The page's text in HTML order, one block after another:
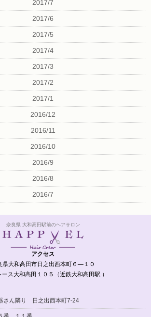
2017/7
2017/6
2017/5
2017/4
2017/3
2017/2
2017/1
2016/12
2016/11
2016/10
2016/9
2016/8
2016/7
奈良県 大和高田駅前のヘアサロン
アクセス
県大和高田市日之出西本町６―１０
ス大和高田１０５（近鉄大和高田駅 ）
さん隣り 日之出西本町7-24